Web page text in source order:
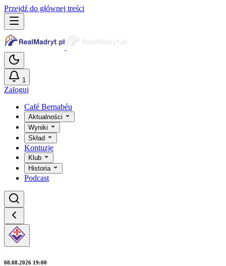
Przejdź do głównej treści
1
Zaloguj
Café Bernabéu
Aktualności
Wyniki
Skład
Kontuzje
Klub
Historia
Podcast
08.08.2026 19:00